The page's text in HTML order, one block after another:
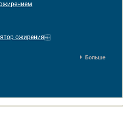
ожирения￼
Больше